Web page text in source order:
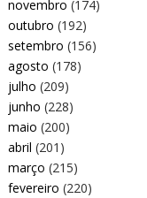
novembro (174)
outubro (192)
setembro (156)
agosto (178)
julho (209)
junho (228)
maio (200)
abril (201)
março (215)
fevereiro (220)